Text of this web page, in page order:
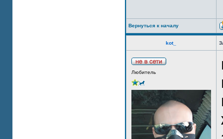
Вернуться к началу
kot_
Любитель